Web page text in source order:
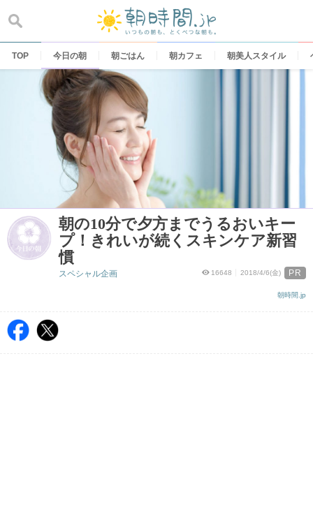
content
TOP 今日の朝 朝ごはん 朝カフェ 朝美人スタイル
朝の10分で夕方までうるおいキー
プ！きれいが続くスキンケア新習
慣
16648 2018/4/6(金) PR
朝時間.jp
スペシャル企画